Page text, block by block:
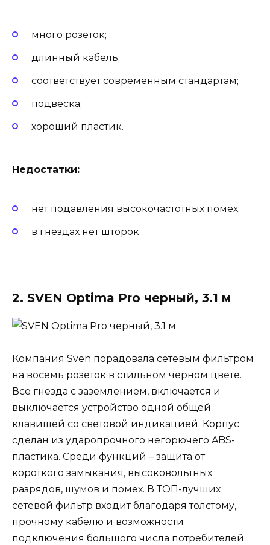
много розеток;
длинный кабель;
соответствует современным стандартам;
подвеска;
хороший пластик.
Недостатки:
нет подавления высокочастотных помех;
в гнездах нет шторок.
2. SVEN Optima Pro черный, 3.1 м
Компания Sven порадовала сетевым фильтром
на восемь розеток в стильном черном цвете.
Все гнезда с заземлением, включается и
выключается устройство одной общей
клавишей со световой индикацией. Корпус
сделан из ударопрочного негорючего ABS-
пластика. Среди функций – защита от
короткого замыкания, высоковольтных
разрядов, шумов и помех. В ТОП-лучших
сетевой фильтр входит благодаря толстому,
прочному кабелю и возможности
подключения большого числа потребителей.